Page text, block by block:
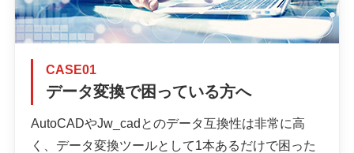
CASE01
データ変換で困っている方へ
AutoCADやJw_cadとのデータ互換性は非常に高
く、データ変換ツールとして1本あるだけで困った